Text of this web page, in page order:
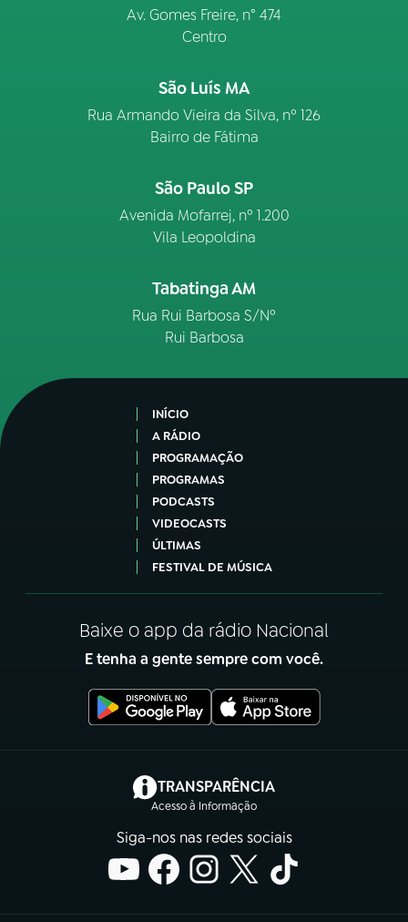
Av. Gomes Freire, n° 474
Centro
São Luís MA
Rua Armando Vieira da Silva, nº 126
Bairro de Fátima
São Paulo SP
Avenida Mofarrej, nº 1.200
Vila Leopoldina
Tabatinga AM
Rua Rui Barbosa S/Nº
Rui Barbosa
INÍCIO
A RÁDIO
PROGRAMAÇÃO
PROGRAMAS
PODCASTS
VIDEOCASTS
ÚLTIMAS
FESTIVAL DE MÚSICA
Baixe o app da rádio Nacional
E tenha a gente sempre com você.
TRANSPARÊNCIA
Acesso à Informação
(abre em nova aba)
Siga-nos nas redes sociais